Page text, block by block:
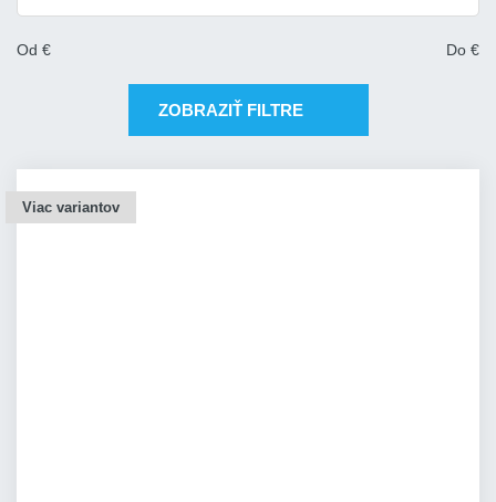
Od € Do €
ZOBRAZIŤ FILTRE
Viac variantov